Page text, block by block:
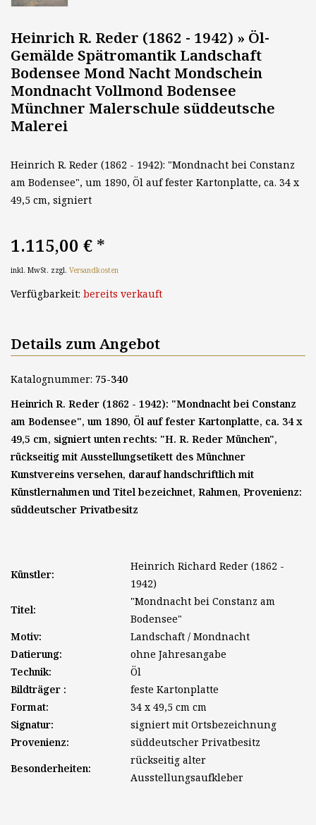
Heinrich R. Reder (1862 - 1942) » Öl-
Gemälde Spätromantik Landschaft
Bodensee Mond Nacht Mondschein
Mondnacht Vollmond Bodensee
Münchner Malerschule süddeutsche
Malerei
Heinrich R. Reder (1862 - 1942): "Mondnacht bei Constanz
am Bodensee", um 1890, Öl auf fester Kartonplatte, ca. 34 x
49,5 cm, signiert
1.115,00 € *
inkl. MwSt. zzgl. Versandkosten
Verfügbarkeit: bereits verkauft
Details zum Angebot
Katalognummer: 75-340
Heinrich R. Reder (1862 - 1942): "Mondnacht bei Constanz
am Bodensee", um 1890, Öl auf fester Kartonplatte, ca. 34 x
49,5 cm, signiert unten rechts: "H. R. Reder München",
rückseitig mit Ausstellungsetikett des Münchner
Kunstvereins versehen, darauf handschriftlich mit
Künstlernahmen und Titel bezeichnet, Rahmen, Provenienz:
süddeutscher Privatbesitz
Künstler:
Heinrich Richard Reder (1862 -
1942)
Titel:
"Mondnacht bei Constanz am
Bodensee"
Motiv:
Landschaft / Mondnacht
Datierung:
ohne Jahresangabe
Technik:
Öl
Bildträger :
feste Kartonplatte
Format:
34 x 49,5 cm cm
Signatur:
signiert mit Ortsbezeichnung
Provenienz:
süddeutscher Privatbesitz
Besonderheiten:
rückseitig alter
Ausstellungsaufkleber